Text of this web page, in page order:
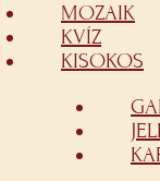
MOZAIK
KVÍZ
KISOKOS